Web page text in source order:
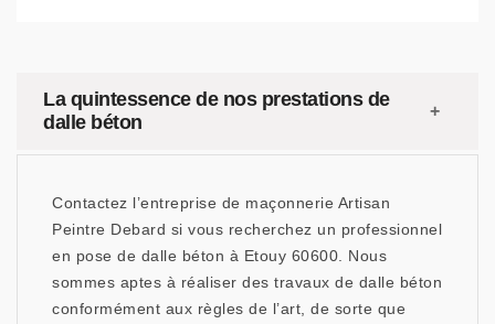
La quintessence de nos prestations de
dalle béton
Contactez l’entreprise de maçonnerie Artisan
Peintre Debard si vous recherchez un professionnel
en pose de dalle béton à Etouy 60600. Nous
sommes aptes à réaliser des travaux de dalle béton
conformément aux règles de l’art, de sorte que